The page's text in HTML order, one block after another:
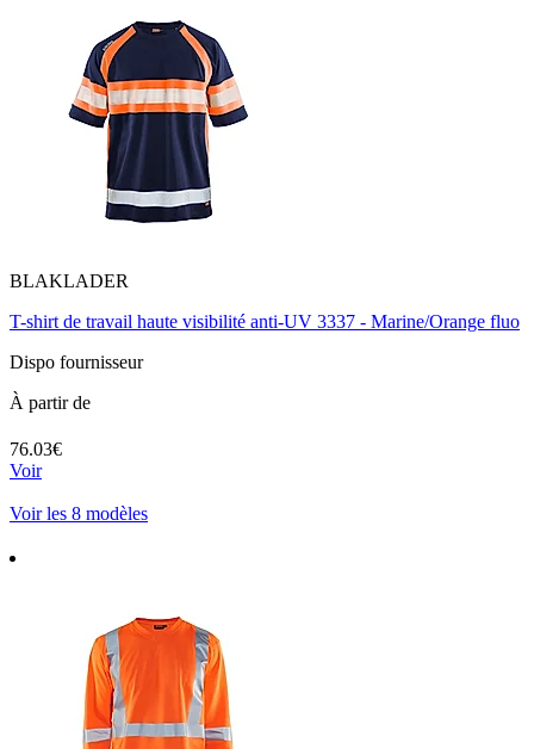
BLAKLADER
T-shirt de travail haute visibilité anti-UV 3337 - Marine/Orange fluo
Dispo fournisseur
À partir de
76.03€
Voir
Voir les 8 modèles